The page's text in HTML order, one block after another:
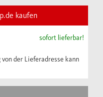
kaufen
sofort lieferbar!
der Lieferadresse kann